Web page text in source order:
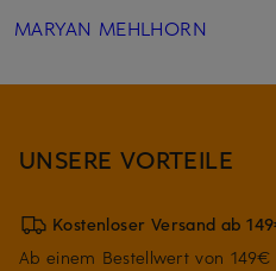
MARYAN MEHLHORN
UNSERE VORTEILE
Kostenloser Versand ab
Ab einem Bestellwert von